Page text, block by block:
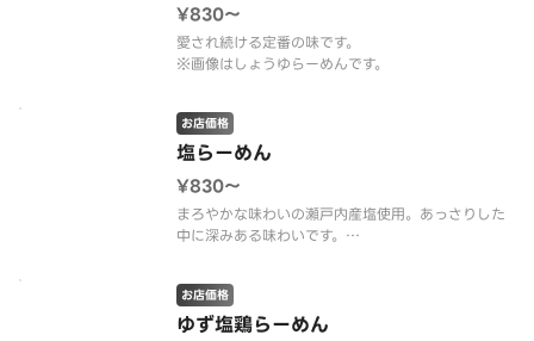
¥830〜
愛され続ける定番の味です。
※画像はしょうゆらーめんです。
塩らーめん
お店価格
¥830〜
まろやかな味わいの瀬戸内産塩使用。あっさりした
中に深みある味わいです。
ゆず塩鶏らーめん
お店価格